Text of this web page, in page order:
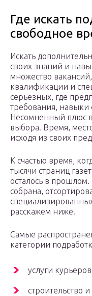
Где искать
свободное
Искать
своих знаний и
множество
квалификации и
серьезных, где
требования, навыки
Несомненный плюс
выбора. Время,
исходя из своих
К счастью время,
тысячи страниц
осталось в
собрана,
расскажем ниже.
Самые
категории
услуги
строительство